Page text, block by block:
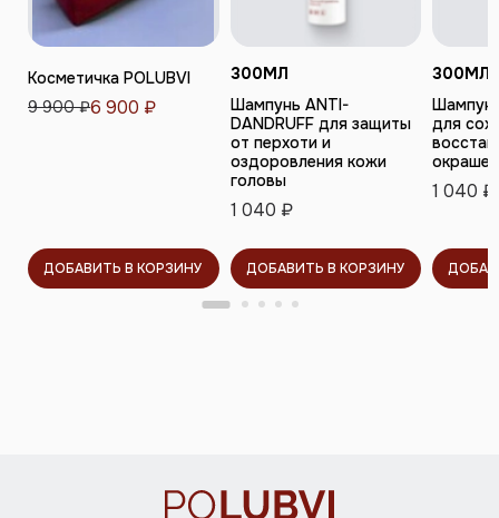
ДОБАВИТЬ В КОРЗИНУ
Косметичка POLUBVI
9 900 ₽6 900 ₽
ДОБАВИТЬ В КОРЗИНУ
300МЛ
Шампунь ANTI-
DANDRUFF для защиты
от перхоти и
оздоровления кожи
головы
1 040 ₽
300МЛ
для
1 040 ₽